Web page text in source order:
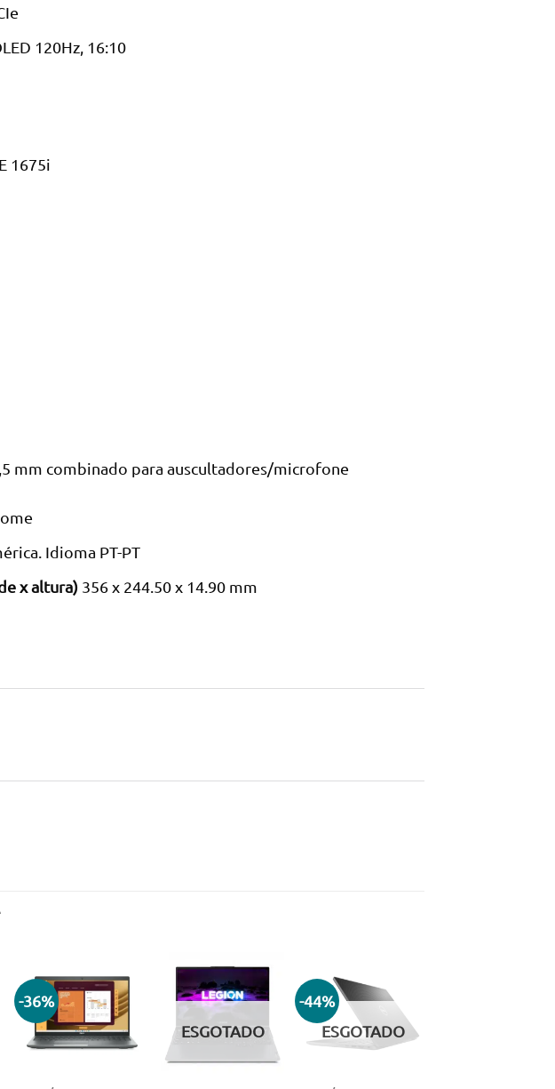
120Hz, 16:10
1675i
mm combinado para auscultadores/microfone
Idioma PT-PT
x altura)356 x 244.50 x 14.90 mm
-36%
Adicionar
aos meus
desejos
Adicionar
desejos
ESGOTADO
-44%
Adicionar
aos meus
desejos
ESGOTADO